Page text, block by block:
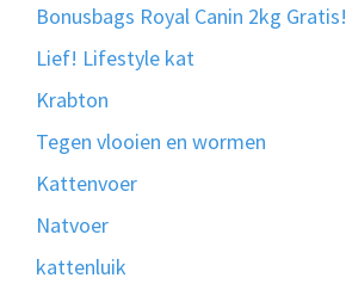
Bonusbags Royal Canin 2kg Gratis!
Lief! Lifestyle kat
Krabton
Tegen vlooien en wormen
Kattenvoer
Natvoer
kattenluik